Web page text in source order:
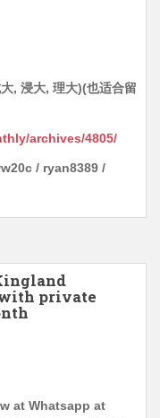
, 浸大, 理大)(也适合留
archives/4805/
/ ryan8389 /
private
at Whatsapp at